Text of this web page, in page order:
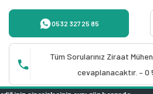
0532 327 25 85
Tüm Sorularınız Ziraat
cevaplanacaktır. – 0